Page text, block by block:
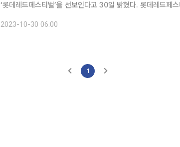
‘롯데레드페스티벌’을 선보인다고 30일 밝혔다. 롯데레드페스티벌은 단순한 할인행사를 벗어나 고
구체적으로 백화점, 마트, 슈퍼, 이커머스, 하이마트, 홈
2023-10-30 06:00
1